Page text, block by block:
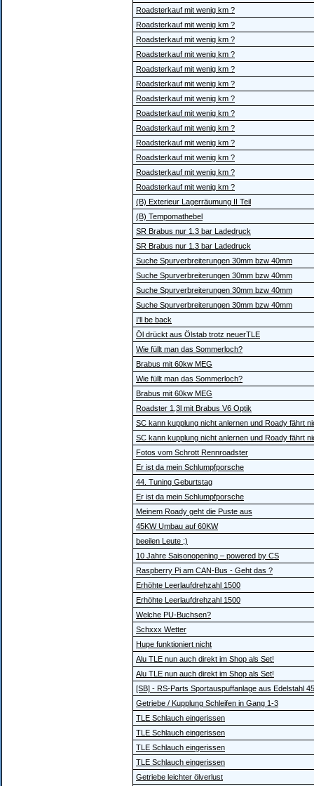
Roadsterkauf mit wenig km ?
Roadsterkauf mit wenig km ?
Roadsterkauf mit wenig km ?
Roadsterkauf mit wenig km ?
Roadsterkauf mit wenig km ?
Roadsterkauf mit wenig km ?
Roadsterkauf mit wenig km ?
Roadsterkauf mit wenig km ?
Roadsterkauf mit wenig km ?
Roadsterkauf mit wenig km ?
Roadsterkauf mit wenig km ?
Roadsterkauf mit wenig km ?
Roadsterkauf mit wenig km ?
(B) Exterieur Lagerräumung II Teil
(B) Tempomathebel
SR Brabus nur 1.3 bar Ladedruck
SR Brabus nur 1.3 bar Ladedruck
Suche Spurverbreiterungen 30mm bzw 40mm
Suche Spurverbreiterungen 30mm bzw 40mm
Suche Spurverbreiterungen 30mm bzw 40mm
Suche Spurverbreiterungen 30mm bzw 40mm
I'll be back
Öl drückt aus Ölstab trotz neuerTLE
Wie füllt man das Sommerloch?
Brabus mit 60kw MEG
Wie füllt man das Sommerloch?
Brabus mit 60kw MEG
Roadster 1,3l mit Brabus V6 Optik
SC kann kupplung nicht anlernen und Roady fährt
SC kann kupplung nicht anlernen und Roady fährt
Fotos vom Schrott Rennroadster
Er ist da mein Schlumpfporsche
44. Tuning Geburtstag
Er ist da mein Schlumpfporsche
Meinem Roady geht die Puste aus
45KW Umbau auf 60KW
beeilen Leute ;)
10 Jahre Saisonopening – powered by CS
Raspberry Pi am CAN-Bus - Geht das ?
Erhöhte Leerlaufdrehzahl 1500
Erhöhte Leerlaufdrehzahl 1500
Welche PU-Buchsen?
Schxxx Wetter
Hupe funktioniert nicht
Alu TLE nun auch direkt im Shop als Set!
Alu TLE nun auch direkt im Shop als Set!
[SB] - RS-Parts Sportauspuffanlage aus Edelstahl
Getriebe / Kupplung Schleifen in Gang 1-3
TLE Schlauch eingerissen
TLE Schlauch eingerissen
TLE Schlauch eingerissen
TLE Schlauch eingerissen
Getriebe leichter ölverlust